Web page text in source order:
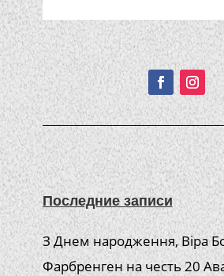
Последние записи
З Днем народження, Віра
Фарбренген на честь 20